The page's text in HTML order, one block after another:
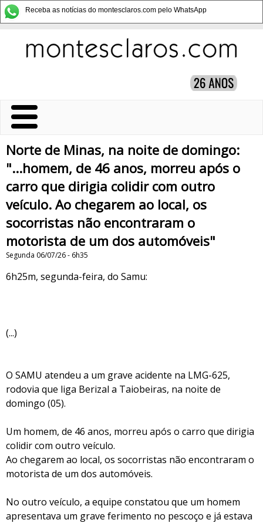
Receba as notícias do montesclaros.com pelo WhatsApp
Norte de Minas, na noite de domingo:
"...homem, de 46 anos, morreu após o
carro que dirigia colidir com outro
veículo. Ao chegarem ao local, os
socorristas não encontraram o
motorista de um dos automóveis"
Segunda 06/07/26 - 6h35
6h25m, segunda-feira, do Samu:
(...)
O SAMU atendeu a um grave acidente na LMG-625,
rodovia que liga Berizal a Taiobeiras, na noite de
domingo (05).
Um homem, de 46 anos, morreu após o carro que dirigia
colidir com outro veículo.
Ao chegarem ao local, os socorristas não encontraram o
motorista de um dos automóveis.
No outro veículo, a equipe constatou que um homem
apresentava um grave ferimento no pescoço e já estava